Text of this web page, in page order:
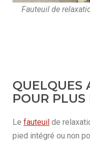
Fauteuil de
QUELQUES
POUR PLUS
Le fauteuil de
pied intégré ou non